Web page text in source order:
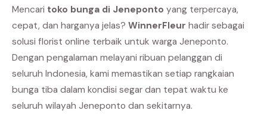
Mencari toko bunga di Jeneponto yang terpercaya,
cepat, dan harganya jelas? WinnerFleur hadir sebagai
solusi florist online terbaik untuk warga Jeneponto.
Dengan pengalaman melayani ribuan pelanggan di
seluruh Indonesia, kami memastikan setiap rangkaian
bunga tiba dalam kondisi segar dan tepat waktu ke
seluruh wilayah Jeneponto dan sekitarnya.